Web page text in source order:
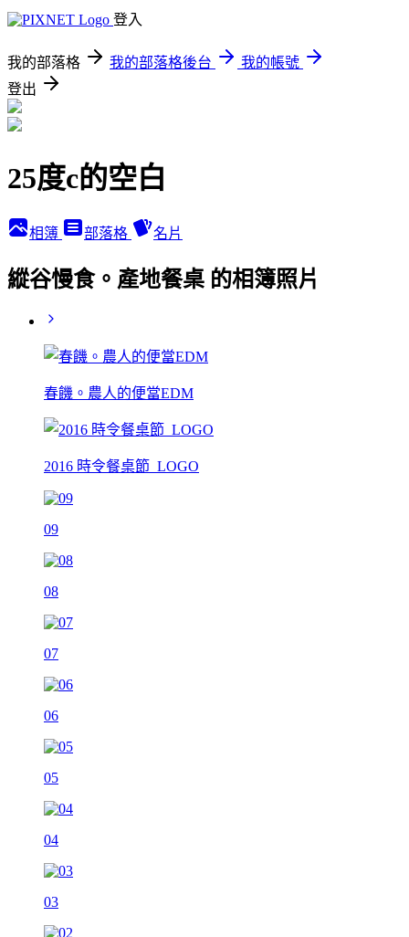
登入
我的部落格 我的部落格後台
我的帳號
登出
25度c的空白
相簿 部落格 名片
縱谷慢食。產地餐桌 的相簿照片
春饑。農人的便當EDM
2016 時令餐桌節_LOGO
09
08
07
06
05
04
03